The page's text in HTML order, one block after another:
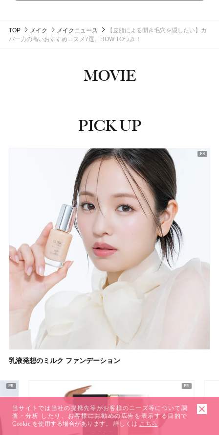
TOP メイク メイクニュース
【皮脂による開き毛穴を隠したい】カ
バー力の高いおすすめコスメ7選。HOW TOつき！
MOVIE
PICK UP
乳液発想のミルク ファンデーション
当サイトでは当社の提携先等がお客様のニーズ等について調
査・分析 したり、お客様にお勧めの広告を表示する目的で
Cookie を使用する場合があります。 詳しくは こちら